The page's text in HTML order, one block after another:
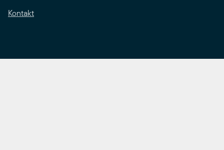
Kontakt